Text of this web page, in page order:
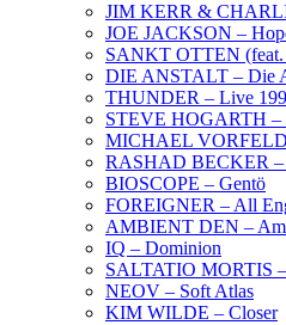
JIM KERR &
JOE JACKSON –
SANKT OTTEN (feat.
DIE ANSTALT – Die
THUNDER – Live
STEVE HOGARTH –
MICHAEL VORFELD
RASHAD BECKER –
BIOSCOPE – Gentö
FOREIGNER – All
AMBIENT DEN –
IQ – Dominion
SALTATIO MORTIS
NEOV – Soft Atlas
KIM WILDE – Closer